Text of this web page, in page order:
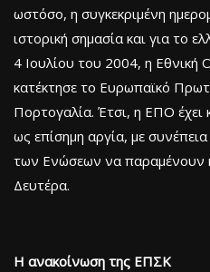
ωστόσο, η συγκεκριμένη
ιστορική σημασία και για το
4 Ιουλίου του 2004, η
κατέκτησε το Ευρωπαϊκό
Πορτογαλία. Έτσι, η ΕΠΟ έχει
ως επίσημη αργία, με
των Ενώσεων να παραμένουν
Δευτέρα.
Η ανακοίνωση της ΕΠΣΚ